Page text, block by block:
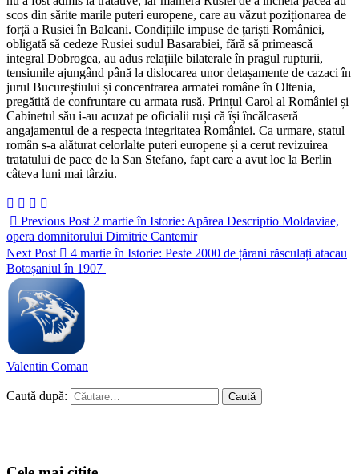
scos din sărite marile puteri europene, care au văzut poziționarea de
forță a Rusiei în Balcani. Condițiile impuse de țariști României,
obligată să cedeze Rusiei sudul Basarabiei, fără să primească
integral Dobrogea, au adus relațiile bilaterale în pragul rupturii,
tensiunile ajungând până la dislocarea unor detașamente de cazaci în
jurul Bucureștiului și concentrarea armatei române în Oltenia,
pregătită de confruntare cu armata rusă. Prințul Carol al României și
Cabinetul său i-au acuzat pe oficialii ruși că își încălcaseră
angajamentul de a respecta integritatea României. Ca urmare, statul
român s-a alăturat celorlalte puteri europene și a cerut revizuirea
tratatului de pace de la San Stefano, fapt care a avut loc la Berlin
câteva luni mai târziu.
Previous Post 2 martie în Istorie: Apărea Descriptio Moldaviae,
opera domnitorului Dimitrie Cantemir
Next Post
4 martie în Istorie: Peste 2000 de țărani răsculați atacau
Botoșaniul în 1907
Valentin Coman
Caută după: